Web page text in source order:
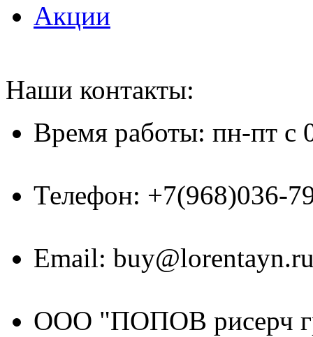
Акции
Наши контакты:
Время работы: пн-пт с
Телефон: +7(968)036-
Email:
ООО "ПОПОВ рисерч